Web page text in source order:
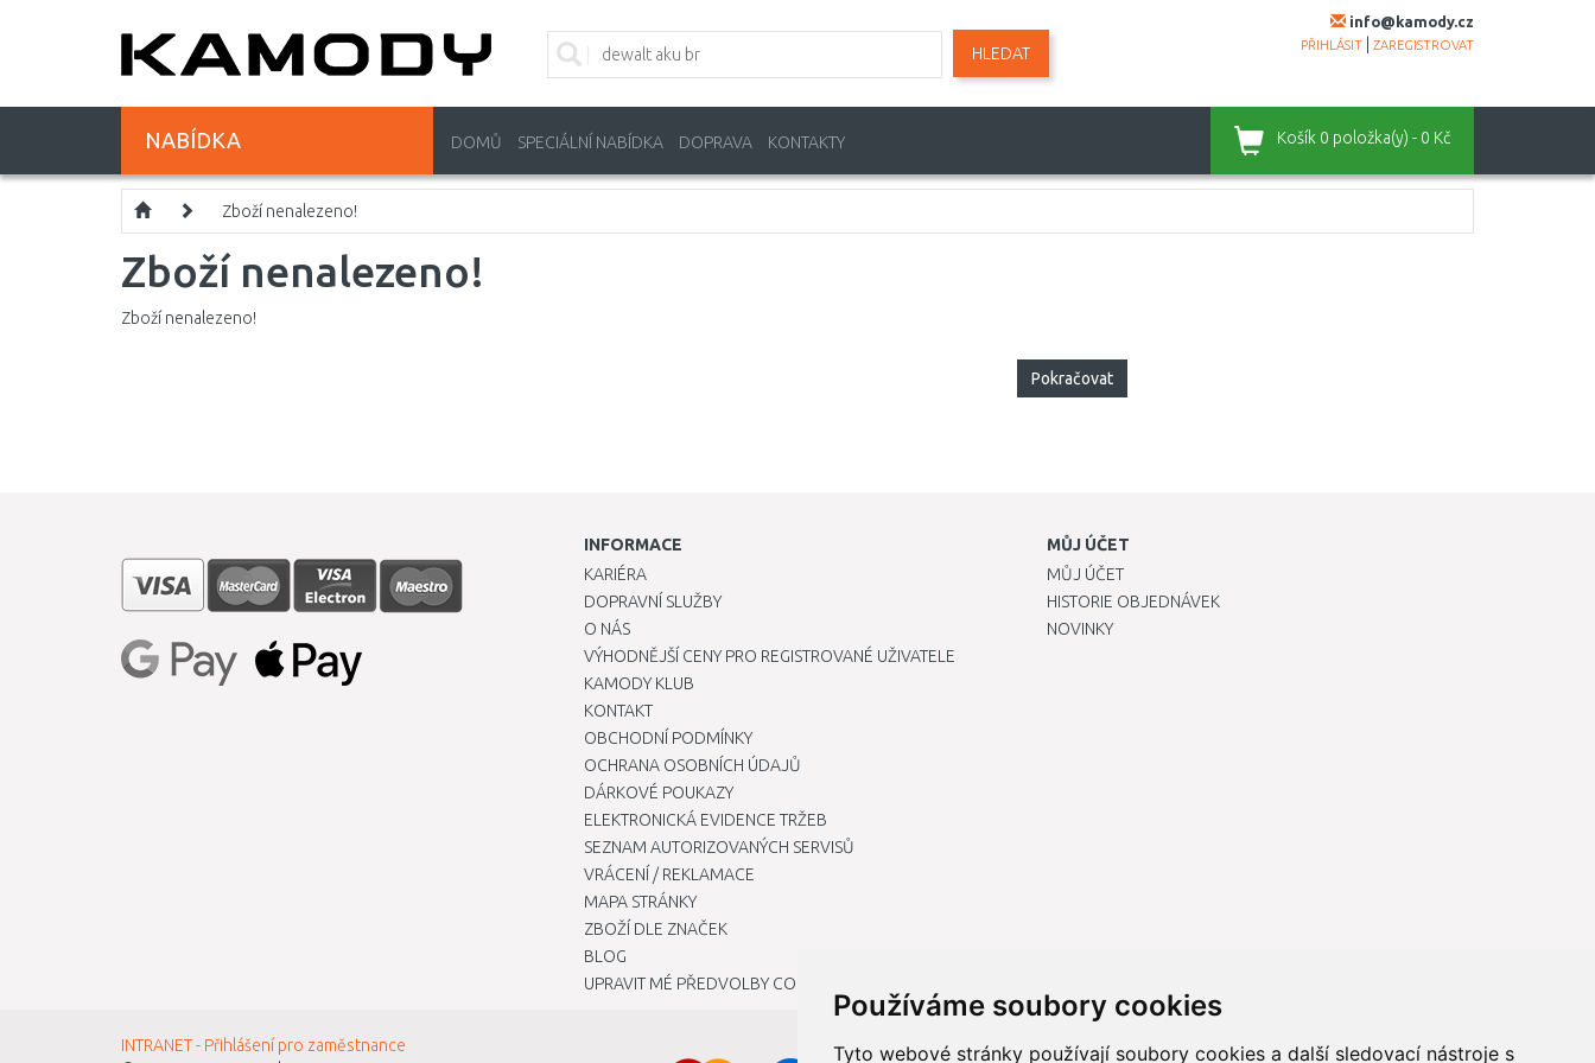
Používáme soubory cookies
Tyto webové stránky používají soubory cookies a další sledovací nástroje s
info@kamody.cz
PŘIHLÁSIT ZAREGISTROVAT
HLEDAT
NABÍDKA DOMŮ SPECIÁLNÍ NABÍDKA DOPRAVA KONTAKTY Košík 0 položka(y) - 0 Kč
Zboží nenalezeno!
Zboží nenalezeno!
Zboží nenalezeno!
Pokračovat
INFORMACE
KARIÉRA
DOPRAVNÍ SLUŽBY
O NÁS
VÝHODNĚJŠÍ CENY PRO REGISTROVANÉ UŽIVATELE
KAMODY KLUB
KONTAKT
OBCHODNÍ PODMÍNKY
OCHRANA OSOBNÍCH ÚDAJŮ
DÁRKOVÉ POUKAZY
ELEKTRONICKÁ EVIDENCE TRŽEB
SEZNAM AUTORIZOVANÝCH SERVISŮ
VRÁCENÍ / REKLAMACE
MAPA STRÁNKY
ZBOŽÍ DLE ZNAČEK
BLOG
UPRAVIT MÉ PŘEDVOLBY COOKIES
MŮJ ÚČET
MŮJ ÚČET
HISTORIE OBJEDNÁVEK
NOVINKY
INTRANET - Přihlášení pro zaměstnance